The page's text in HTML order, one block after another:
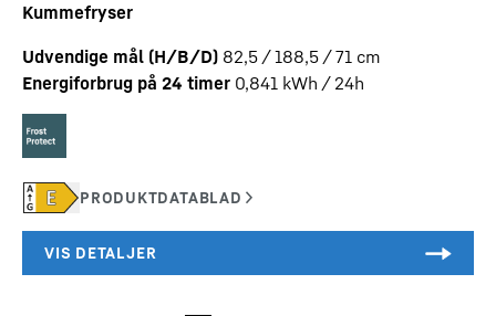
Kummefryser
Udvendige mål (H/B/D) 82,5 / 188,5 / 71 cm
Energiforbrug på 24 timer 0,841 kWh / 24h